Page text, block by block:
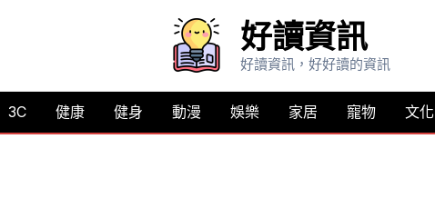
好讀資訊
好讀資訊，好好讀的資訊
3C 健康 健身 動漫 娛樂 家居 寵物 文化